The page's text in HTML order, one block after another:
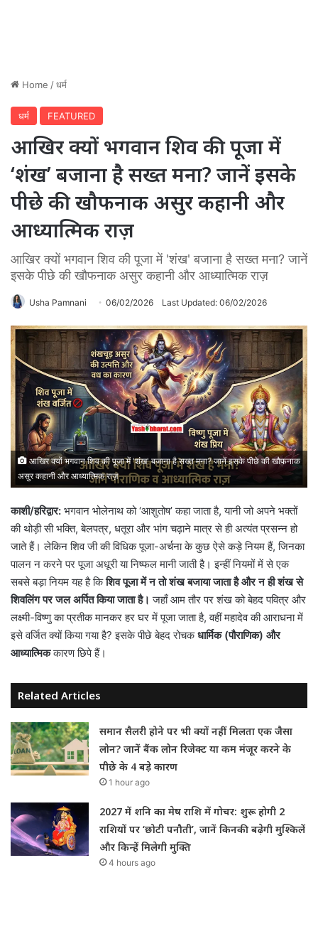
Home /धर्म
धर्म FEATURED
आखिर क्यों भगवान शिव की पूजा में
‘शंख’ बजाना है सख्त मना? जानें इसके
पीछे की खौफनाक असुर कहानी और
आध्यात्मिक राज़
आखिर क्यों भगवान शिव की पूजा में 'शंख' बजाना है सख्त मना? जानें
इसके पीछे की खौफनाक असुर कहानी और आध्यात्मिक राज़
Usha Pamnani 06/02/2026 Last Updated: 06/02/2026
आखिर क्यों भगवान शिव की पूजा में 'शंख' बजाना है सख्त मना? जानें इसके पीछे की खौफनाक
असुर कहानी और आध्यात्मिक राज़
काशी/हरिद्वार: भगवान भोलेनाथ को ‘आशुतोष’ कहा जाता है, यानी जो अपने भक्तों
की थोड़ी सी भक्ति, बेलपत्र, धतूरा और भांग चढ़ाने मात्र से ही अत्यंत प्रसन्न हो
जाते हैं। लेकिन शिव जी की विधिक पूजा-अर्चना के कुछ ऐसे कड़े नियम हैं, जिनका
पालन न करने पर पूजा अधूरी या निष्फल मानी जाती है। इन्हीं नियमों में से एक
सबसे बड़ा नियम यह है किशिव पूजा में न तो शंख बजाया जाता है और न ही शंख से
शिवलिंग पर जल अर्पित किया जाता है। जहाँ आम तौर पर शंख को बेहद पवित्र और
लक्ष्मी-विष्णु का प्रतीक मानकर हर घर में पूजा जाता है, वहीं महादेव की आराधना में
इसे वर्जित क्यों किया गया है? इसके पीछे बेहद रोचकधार्मिक (पौराणिक) और
आध्यात्मिककारण छिपे हैं।
Related Articles
समान सैलरी होने पर भी क्यों नहीं मिलता एक जैसा
लोन? जानें बैंक लोन रिजेक्ट या कम मंजूर करने के
पीछे के 4 बड़े कारण
1 hour ago
2027 में शनि का मेष राशि में गोचर: शुरू होगी 2
राशियों पर ‘छोटी पनौती’, जानें किनकी बढ़ेगी मुश्किलें
और किन्हें मिलेगी मुक्ति
4 hours ago